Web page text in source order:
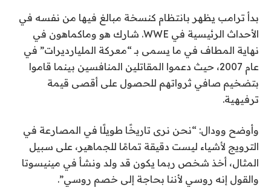
بدأ ترامب يظهر بانتظام كنسخة مبالغ فيها من نفسه في
الأحداث الرئيسية في WWE. شارك هو وماكماهون في
نهاية المطاف في ما يسمى بـ “معركة المليارديرات” في
عام 2007، حيث دعموا المقاتلين المنافسين بينما قاموا
بتضخيم صافي ثرواتهم للحصول على أقصى قيمة
ترفيهية.
وأوضح وودال: “نحن نرى تاريخًا طويلًا في المصارعة في
الترويج لأشياء ليست دقيقة تمامًا للجماهير، على سبيل
المثال، أخذ شخص ربما يكون قد ولد ونشأ في مينيسوتا
والقول إنه روسي لأننا بحاجة إلى خصم روسي”.